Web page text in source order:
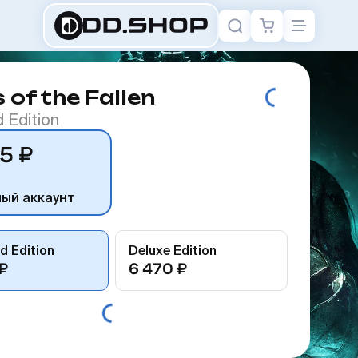
of the Fallen
Edition
₽
аккаунт
Edition Deluxe Edition
6 470 ₽